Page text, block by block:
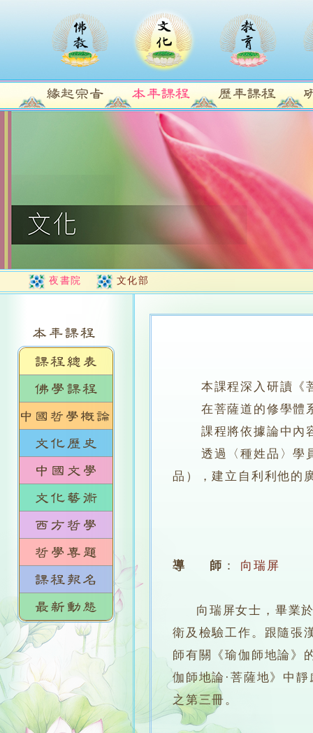
夜書院 文化部
本課程深入研讀《菩
在菩薩道的修學體系
課程將依據論中內容
透過〈種姓品〉學員
品），建立自利利他的
導 師 ： 向瑞屏
向瑞屏女士，畢業於
衛及檢驗工作。跟隨張
師有關《瑜伽師地論》
伽師地論·菩薩地》中
之第三冊。